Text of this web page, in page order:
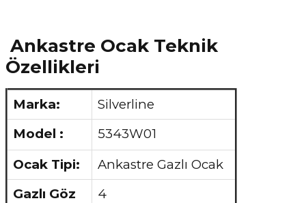
Ankastre Ocak Teknik
Özellikleri
Marka:
Silverline
Model :
5343W01
Ocak Tipi:
Ankastre Gazlı Ocak
Gazlı Göz
4